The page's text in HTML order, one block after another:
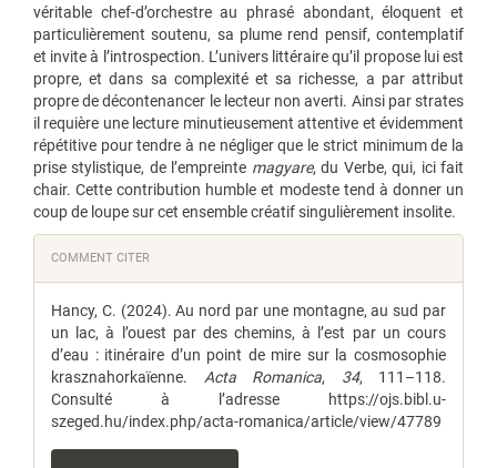
véritable chef-d’orchestre au phrasé abondant, éloquent et
particulièrement soutenu, sa plume rend pensif, contemplatif
et invite à l’introspection. L’univers littéraire qu’il propose lui est
propre, et dans sa complexité et sa richesse, a par attribut
propre de décontenancer le lecteur non averti. Ainsi par strates
il requière une lecture minutieusement attentive et évidemment
répétitive pour tendre à ne négliger que le strict minimum de la
prise stylistique, de l’empreinte magyare, du Verbe, qui, ici fait
chair. Cette contribution humble et modeste tend à donner un
coup de loupe sur cet ensemble créatif singulièrement insolite.
Details
de
l'article
COMMENT CITER
Hancy, C. (2024). Au nord par une montagne, au sud par
un lac, à l’ouest par des chemins, à l’est par un cours
d’eau : itinéraire d’un point de mire sur la cosmosophie
krasznahorkaïenne. Acta Romanica, 34, 111–118.
Consulté à l’adresse https://ojs.bibl.u-
szeged.hu/index.php/acta-romanica/article/view/47789